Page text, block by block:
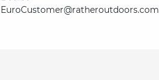
EuroCustomer@ratheroutdoors.com